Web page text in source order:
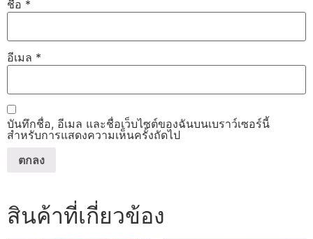
ชื่อ *
อีเมล *
บันทึกชื่อ, อีเมล และชื่อเว็บไซต์ของฉันบนเบราว์เซอร์นี้
สำหรับการแสดงความเห็นครั้งถัดไป
สินค้าที่เกี่ยวข้อง